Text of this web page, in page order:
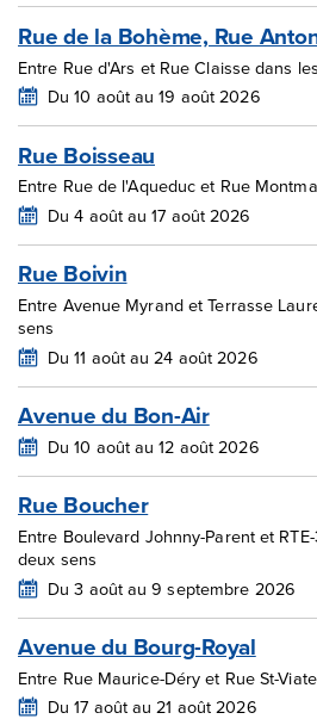
Rue de la Bohème, Rue
Entre Rue d'Ars et Rue Claisse dans
Du 10 août au 19 août 2026
Rue Boisseau
Entre Rue de l'Aqueduc et Rue
Du 4 août au 17 août 2026
Rue Boivin
Entre Avenue Myrand et Terrasse
sens
Du 11 août au 24 août 2026
Avenue du Bon-Air
Du 10 août au 12 août 2026
Rue Boucher
Entre Boulevard Johnny-Parent et
deux sens
Du 3 août au 9 septembre 2026
Avenue du Bourg-Royal
Entre Rue Maurice-Déry et Rue St-
Du 17 août au 21 août 2026